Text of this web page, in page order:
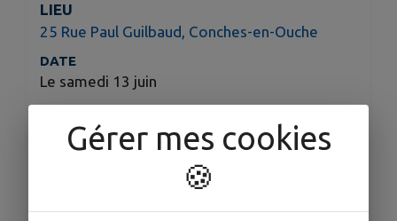
LIEU
25 Rue Paul Guilbaud, Conches-en-Ouche
DATE
Le samedi 13 juin
De 14h à 18h
Tarif : 7€ (prix d'entrée du musée)
Gérer mes cookies
🍪